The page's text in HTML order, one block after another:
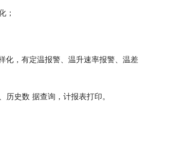
；
化，有定温报警、温升速率报警、温差
历史数 据查询，计报表打印。